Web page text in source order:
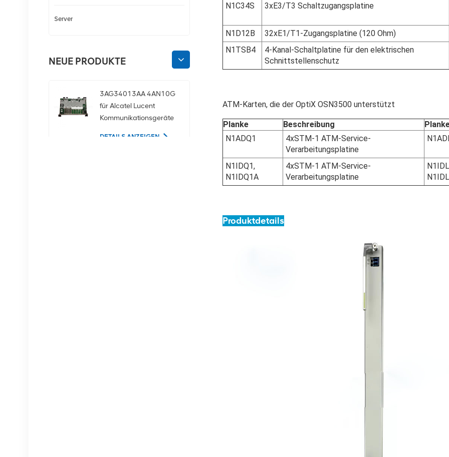
N1C34S
3xE3/T3 Schaltzugangsplatine
N1D12B
32xE1/T1-Zugangsplatine (120 Ohm)
N1TSB4
4-Kanal-Schaltplatine für den elektrischen
Schnittstellenschutz
ATM-Karten, die der OptiX OSN3500 unterstützt
Planke Beschreibung
N1ADQ1
4xSTM-1 ATM-Service-
Verarbeitungsplatine
N1IDQ1,
N1IDQ1A
4xSTM-1 ATM-Service-
Verarbeitungsplatine
Produktdetails
Server
NEUE PRODUKTE
3AG34013AA 4AN10G
für Alcatel Lucent
Kommunikationsgeräte
DETAILS ANZEIGEN